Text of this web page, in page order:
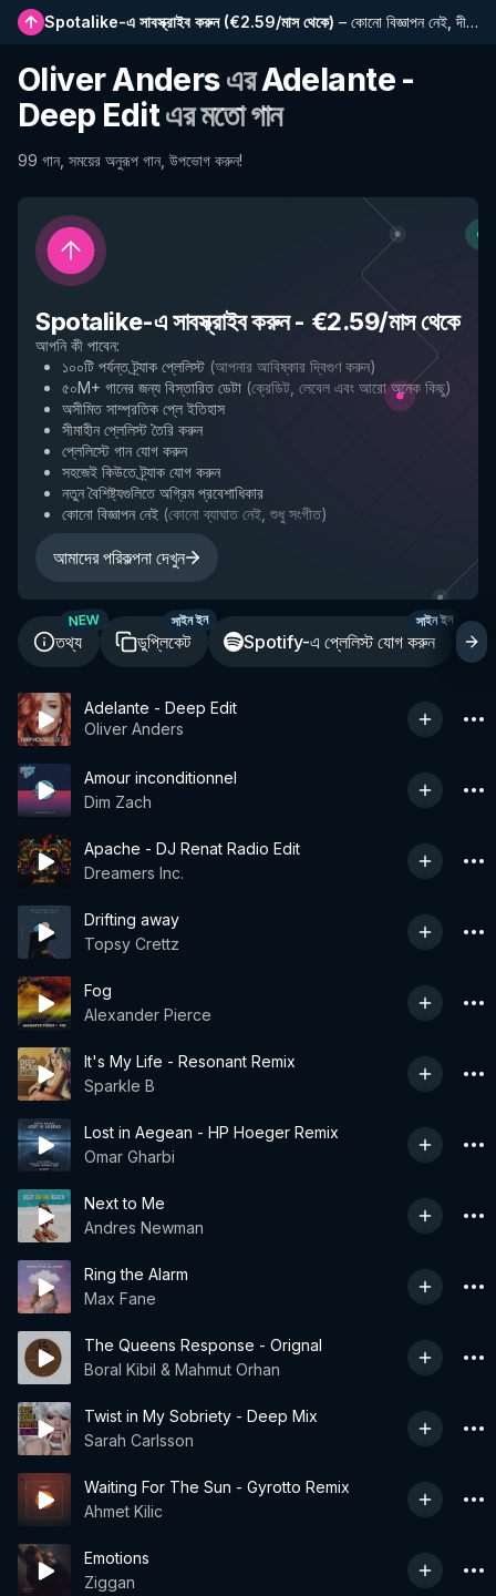
Spotalike-এ সাবস্ক্রাইব করুন(€2.59/মাস থেকে) – কোনো বিজ্ঞাপন নেই, দীর্ঘতর প্লেলিস্ট, সম্পূর্ণ ইতিহাস এবং নতুন বৈশিষ্ট্যে প্রাথমিক প্রবেশাধিকার
Oliver AndersএরAdelante -
Deep Editএর মতো গান
99 গান, সময়ের অনুরূপ গান, উপভোগ করুন!
Spotalike-এ সাবস্ক্রাইব করুন- €2.59/মাস থেকে
আপনি কী পাবেন:
১০০টি পর্যন্ত ট্র্যাক প্লেলিস্ট (আপনার আবিষ্কার দ্বিগুণ করুন)
৫০M+ গানের জন্য বিস্তারিত ডেটা (ক্রেডিট, লেবেল এবং আরো অনেক কিছু)
অসীমিত সাম্প্রতিক প্লে ইতিহাস
সীমাহীন প্লেলিস্ট তৈরি করুন
প্লেলিস্টে গান যোগ করুন
সহজেই কিউতে ট্র্যাক যোগ করুন
নতুন বৈশিষ্ট্যগুলিতে অগ্রিম প্রবেশাধিকার
কোনো বিজ্ঞাপন নেই (কোনো ব্যাঘাত নেই, শুধু সংগীত)
আমাদের পরিকল্পনা দেখুন
তথ্য
NEW
ডুপ্লিকেট
সাইন ইন
Spotify-এ প্লেলিস্ট যোগ করুন
সাইন ইন
Adelante - Deep Edit
Oliver Anders
Amour inconditionnel
Dim Zach
Apache - DJ Renat Radio Edit
Dreamers Inc.
Drifting away
Topsy Crettz
Fog
Alexander Pierce
It's My Life - Resonant Remix
Sparkle B
Lost in Aegean - HP Hoeger Remix
Omar Gharbi
Next to Me
Andres Newman
Ring the Alarm
Max Fane
The Queens Response - Orignal
Boral Kibil & Mahmut Orhan
Twist in My Sobriety - Deep Mix
Sarah Carlsson
Waiting For The Sun - Gyrotto Remix
Ahmet Kilic
Emotions
Ziggan